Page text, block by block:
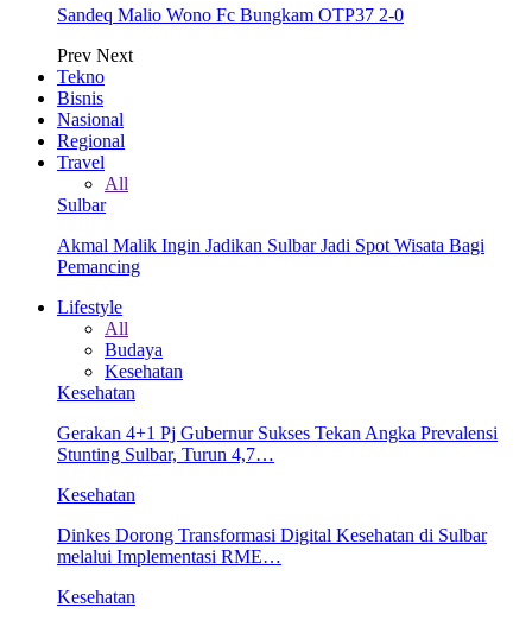
Sandeq Malio Wono Fc Bungkam OTP37 2-0
Prev Next
Tekno
Bisnis
Nasional
Regional
Travel
All
Sulbar
Akmal Malik Ingin Jadikan Sulbar Jadi Spot Wisata Bagi
Pemancing
Lifestyle
All
Budaya
Kesehatan
Kesehatan
Gerakan 4+1 Pj Gubernur Sukses Tekan Angka Prevalensi
Stunting Sulbar, Turun 4,7…
Kesehatan
Dinkes Dorong Transformasi Digital Kesehatan di Sulbar
melalui Implementasi RME…
Kesehatan